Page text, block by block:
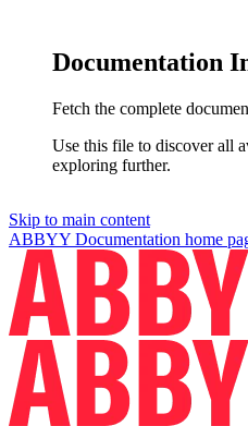
Documentation
Fetch the complete
Use this file to discover all
exploring further.
Skip to main content
ABBYY Documentation home